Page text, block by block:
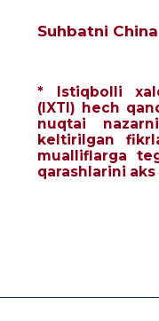
Suhbatni
* Istiqbolli
(IXTI) hech
nuqtai
keltirilgan
mualliflarga
qarashlarini